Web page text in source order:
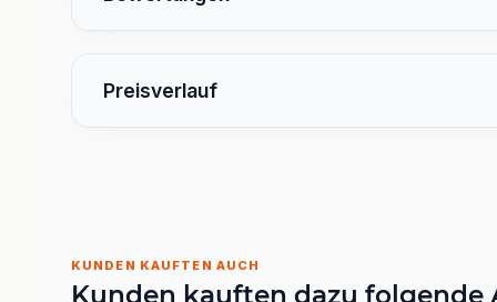
Preisverlauf
KUNDEN KAUFTEN AUCH
Kunden kauften dazu folgende